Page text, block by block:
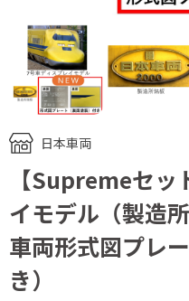
日本車両
【Supremeセッ
イモデル（製造
車両形式図プレ
き）